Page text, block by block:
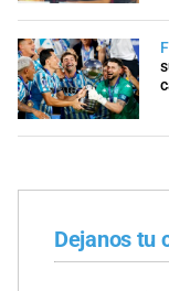
Dejanos tu